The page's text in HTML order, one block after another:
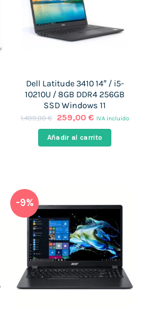
Dell Latitude 3410 14″ / i5-
10210U / 8GB DDR4 256GB
SSD Windows 11
1.499,00€
El
original
era:
259,00 €El
actual
es:
IVA incluido
Añadir al carrito
-9%